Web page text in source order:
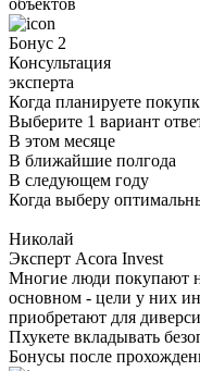
Бонус 2
Консультация
эксперта
Когда планируете
Выберите 1 вариант
В этом месяце
В ближайшие полгода
В следующем году
Когда выберу
Николай
Эксперт Acora Invest
Многие люди покупают
основном - цели у них
приобретают для
Пхукете вкладывать
Бонусы после